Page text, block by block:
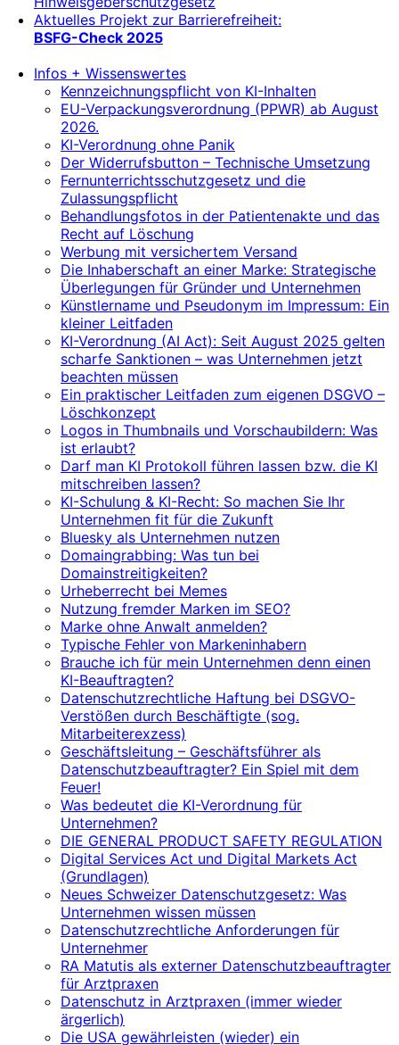
Aktuelles Projekt zur Barrierefreiheit:
BSFG-Check 2025
Infos + Wissenswertes
Kennzeichnungspflicht von KI-Inhalten
EU-Verpackungsverordnung (PPWR) ab August
2026.
KI-Verordnung ohne Panik
Der Widerrufsbutton – Technische Umsetzung
Fernunterrichtsschutzgesetz und die
Zulassungspflicht
Behandlungsfotos in der Patientenakte und das
Recht auf Löschung
Werbung mit versichertem Versand
Die Inhaberschaft an einer Marke: Strategische
Überlegungen für Gründer und Unternehmen
Künstlername und Pseudonym im Impressum: Ein
kleiner Leitfaden
KI-Verordnung (AI Act): Seit August 2025 gelten
scharfe Sanktionen – was Unternehmen jetzt
beachten müssen
Ein praktischer Leitfaden zum eigenen DSGVO –
Löschkonzept
Logos in Thumbnails und Vorschaubildern: Was
ist erlaubt?
Darf man KI Protokoll führen lassen bzw. die KI
mitschreiben lassen?
KI-Schulung & KI-Recht: So machen Sie Ihr
Unternehmen fit für die Zukunft
Bluesky als Unternehmen nutzen
Domaingrabbing: Was tun bei
Domainstreitigkeiten?
Urheberrecht bei Memes
Nutzung fremder Marken im SEO?
Marke ohne Anwalt anmelden?
Typische Fehler von Markeninhabern
Brauche ich für mein Unternehmen denn einen
KI-Beauftragten?
Datenschutzrechtliche Haftung bei DSGVO-
Verstößen durch Beschäftigte (sog.
Mitarbeiterexzess)
Geschäftsleitung – Geschäftsführer als
Datenschutzbeauftragter? Ein Spiel mit dem
Feuer!
Was bedeutet die KI-Verordnung für
Unternehmen?
DIE GENERAL PRODUCT SAFETY REGULATION
Digital Services Act und Digital Markets Act
(Grundlagen)
Neues Schweizer Datenschutzgesetz: Was
Unternehmen wissen müssen
Datenschutzrechtliche Anforderungen für
Unternehmer
RA Matutis als externer Datenschutzbeauftragter
für Arztpraxen
Datenschutz in Arztpraxen (immer wieder
ärgerlich)
Die USA gewährleisten (wieder) ein